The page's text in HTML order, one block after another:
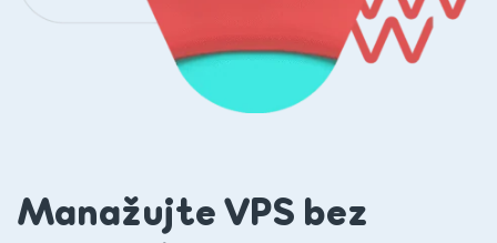
Manažujte VPS bez